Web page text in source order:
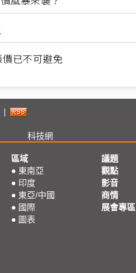
已不可避免
科技網
區域
● 東南亞
● 印度
● 東亞/中國
● 國際
● 圖表
議題
觀點
影音
商情
展會專區